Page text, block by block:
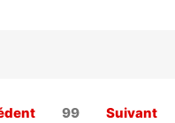
99 Suivant